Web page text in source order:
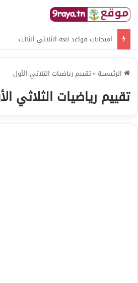
امتحانات قواعد لغة الثلاثي الثالث
الرئيسية »تقييم رياضيات الثلاثي الأول
تقييم رياضيات الثلاثي